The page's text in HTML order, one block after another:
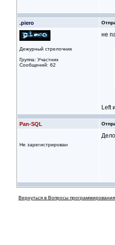
.piero
Дежурный стрелочник
Группа: Участник
Сообщений: 62
не
Left
Pan-SQL
Не зарегистрирован
Вернуться в Вопросы